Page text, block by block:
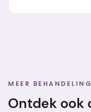
MEER
Ontdek ook